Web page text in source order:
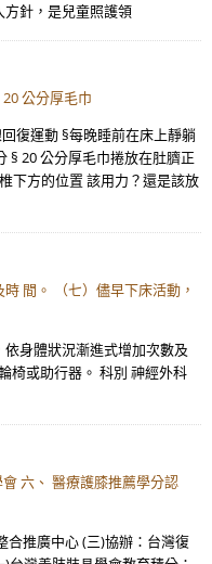
針，是兒童照護領
公分厚毛巾
復運動 §每晚睡前在床上靜躺
§ 20 公分厚毛巾捲放在肚臍正
下方的位置 該用力？還是該放
間。 （七）儘早下床活動，
依身體狀況漸進式增加次數及
椅或助行器。 科別 神經外科
六、 醫療護膝推薦學分認
合推廣中心 (三)協辦：台灣復